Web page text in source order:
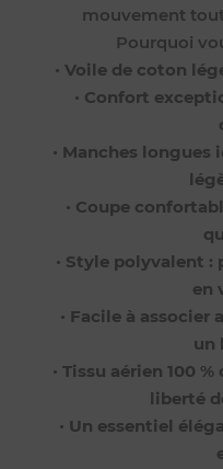
mouvement
Pourquoi
• Voile de coton
• Confort
• Manches longues
• Coupe
• Style polyvalent :
en
• Facile à associer
un
• Tissu aérien 100
liberté
• Un essentiel